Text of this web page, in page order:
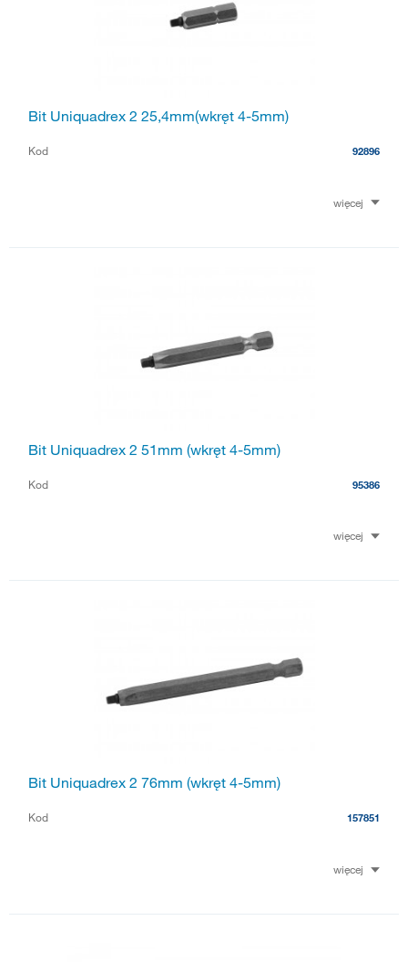
Bit Uniquadrex 2 25,4mm(wkręt 4-5mm)
Kod 92896
więcej
Bit Uniquadrex 2 51mm (wkręt 4-5mm)
Kod 95386
więcej
Bit Uniquadrex 2 76mm (wkręt 4-5mm)
Kod 157851
więcej